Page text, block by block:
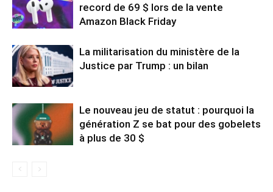
record de 69 $ lors de la vente
Amazon Black Friday
La militarisation du ministère de la
Justice par Trump : un bilan
Le nouveau jeu de statut : pourquoi la
génération Z se bat pour des gobelets
à plus de 30 $